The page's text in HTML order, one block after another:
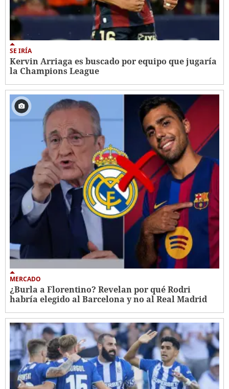
SE IRÍA
Kervin Arriaga es buscado por equipo que jugaría
la Champions League
MERCADO
¿Burla a Florentino? Revelan por qué Rodri
habría elegido al Barcelona y no al Real Madrid